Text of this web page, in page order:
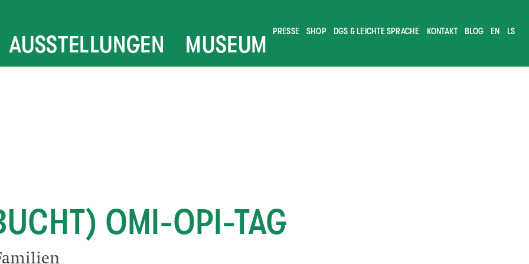
AUSSTELLUNGEN MUSEUM PRESSE SHOP DGS & LEICHTE SPRACHE KONTAKT BLOG EN LS
OMI-OPI-TAG